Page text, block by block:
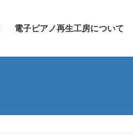
電子ピアノ再生工房について